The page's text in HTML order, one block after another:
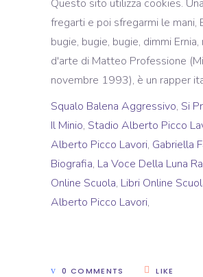
Squalo Balena Aggressivo, Si
Il Minio, Stadio Alberto Picco
Alberto Picco Lavori, Gabriella
Biografia, La Voce Della Luna
Online Scuola, Libri Online
Alberto Picco Lavori,
0 COMMENTS
LIKE